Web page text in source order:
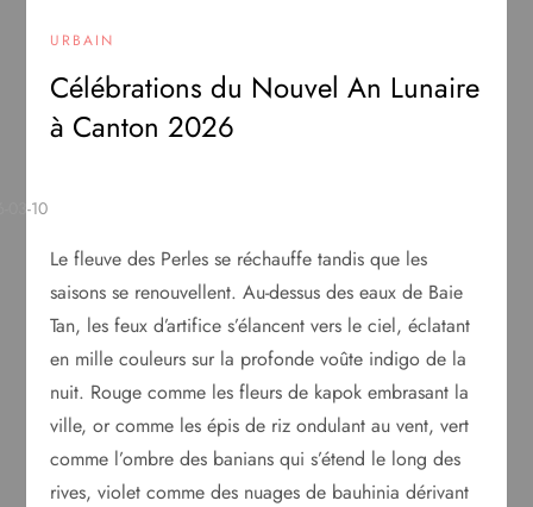
URBAIN
Célébrations du Nouvel An Lunaire
à Canton 2026
Le fleuve des Perles se réchauffe tandis que les
saisons se renouvellent. Au-dessus des eaux de Baie
Tan, les feux d’artifice s’élancent vers le ciel, éclatant
en mille couleurs sur la profonde voûte indigo de la
nuit. Rouge comme les fleurs de kapok embrasant la
ville, or comme les épis de riz ondulant au vent, vert
comme l’ombre des banians qui s’étend le long des
rives, violet comme des nuages de bauhinia dérivant